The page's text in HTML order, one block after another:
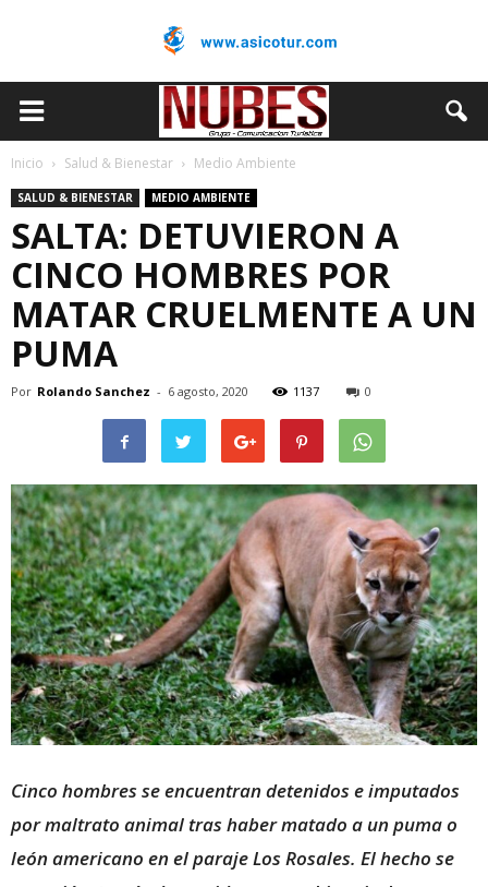
Inicio Salud & Bienestar Medio Ambiente
SALUD & BIENESTAR MEDIO AMBIENTE
SALTA: DETUVIERON A
CINCO HOMBRES POR
MATAR CRUELMENTE A UN
PUMA
Por Rolando Sanchez - 6 agosto, 2020 1137 0
Cinco hombres se encuentran detenidos e imputados
por maltrato animal tras haber matado a un puma o
león americano en el paraje Los Rosales. El hecho se